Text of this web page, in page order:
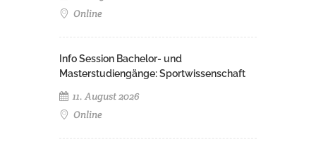
Online
Info Session Bachelor- und
Masterstudiengänge: Sportwissenschaft
11. August 2026
Online